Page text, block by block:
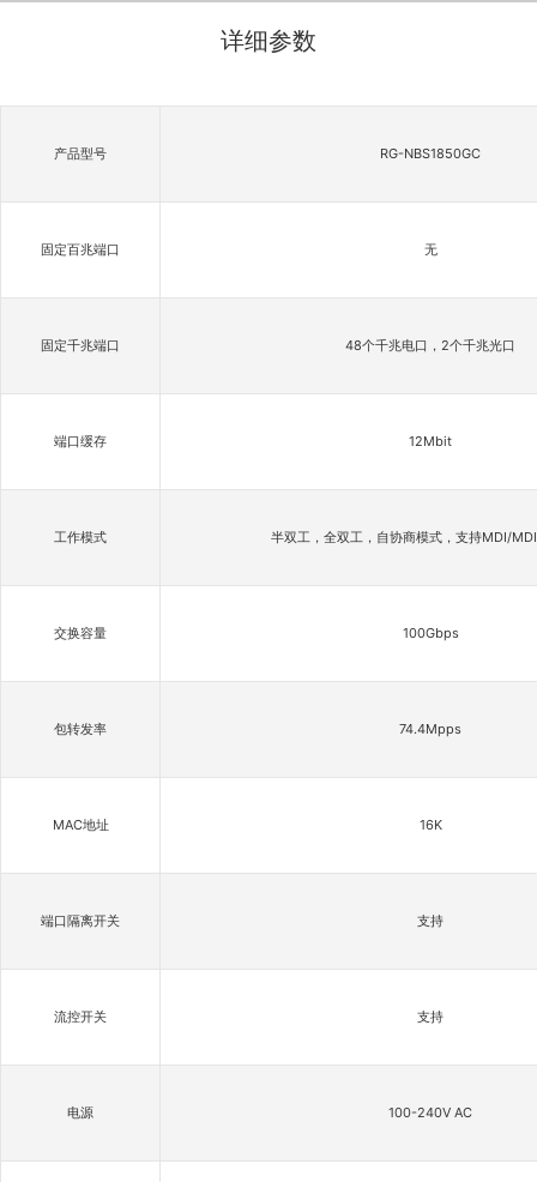
详细参数
产品型号 RG-NBS1850GC
固定百兆端口 无
固定千兆端口 48个千兆电口，2个千兆光口
端口缓存 12Mbit
工作模式 半双工，全双工，自协商模式，支持MDI/
交换容量 100Gbps
包转发率 74.4Mpps
MAC地址 16K
端口隔离开关 支持
流控开关 支持
电源 100-240V AC